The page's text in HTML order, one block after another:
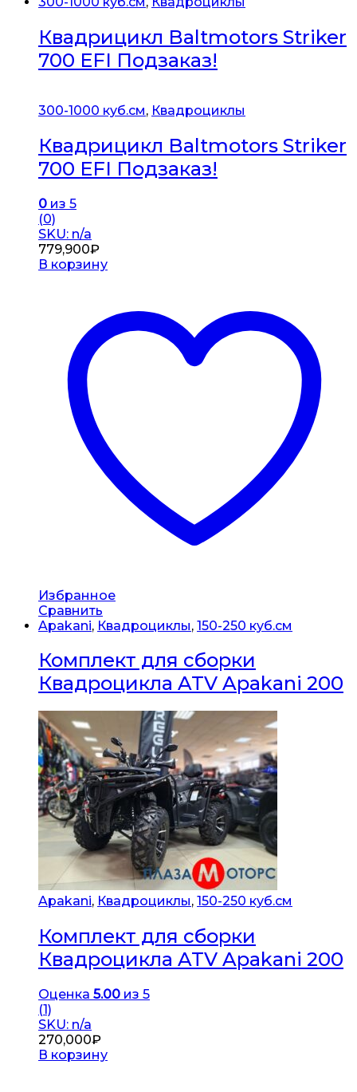
Квадрицикл Baltmotors Striker
700 EFI Подзаказ!
300-1000 куб.см, Квадроциклы
Квадрицикл Baltmotors Striker
700 EFI Подзаказ!
0 из 5
(0)
SKU: n/a
779,900₽
В корзину
Избранное
Сравнить
Apakani, Квадроциклы, 150-250 куб.см
Комплект для сборки
Квадроцикла ATV Apakani 200
Apakani, Квадроциклы, 150-250 куб.см
Комплект для сборки
Квадроцикла ATV Apakani 200
Оценка 5.00 из 5
(1)
SKU: n/a
270,000₽
В корзину